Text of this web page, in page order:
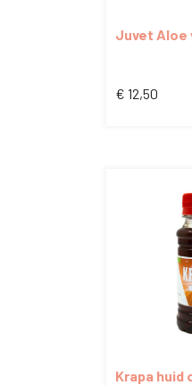
Juvet Aloe
250gr.
€ 12,50
Krapa huid